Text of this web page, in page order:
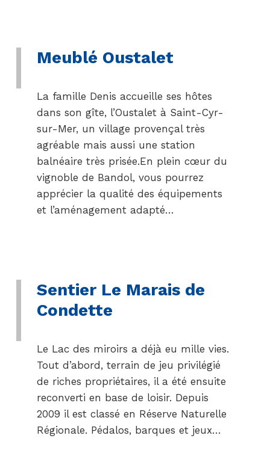
Meublé Oustalet
La famille Denis accueille ses hôtes
dans son gîte, l’Oustalet à Saint-Cyr-
sur-Mer, un village provençal très
agréable mais aussi une station
balnéaire très prisée.En plein cœur du
vignoble de Bandol, vous pourrez
apprécier la qualité des équipements
et l’aménagement adapté…
Sentier Le Marais de
Condette
Le Lac des miroirs a déjà eu mille vies.
Tout d’abord, terrain de jeu privilégié
de riches propriétaires, il a été ensuite
reconverti en base de loisir. Depuis
2009 il est classé en Réserve Naturelle
Régionale. Pédalos, barques et jeux…